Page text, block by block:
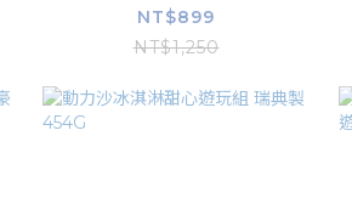
NT$899
NT$1,250